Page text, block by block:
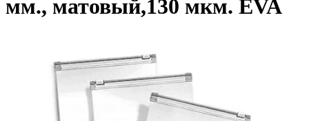
мм., матовый,130 мкм. EVA